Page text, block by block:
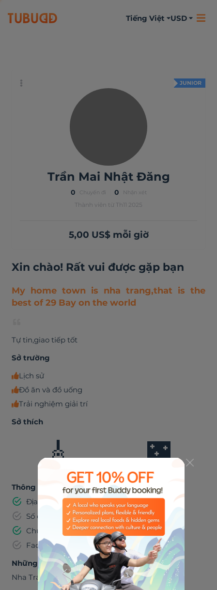
Tiếng Việt USD
JUNIOR
Trần Mai Nhật Đăng
0 Chuyến đi 0 Nhận xét
Thành viên từ Th11 2025
5,00 US$ mỗi giờ
Xin chào! Rất vui được gặp bạn
My home town is nha trang,that is the
best of 29 Bay on the world
Tự tin,giao tiếp tốt
Sở trường
Lịch sử
Đồ ăn và đồ uống
Trải nghiệm giải trí
Sở thích
🎸
ÂM NHẠC
🌃
SỐNG VỀ ĐÊM
Thông tin đã được xác minh
Địa chỉ email
Số điện thoại
Chứng minh thư
Facebook
Những nơi chúng ta có thể đến thăm quan
Nha Trang
,Việt Nam